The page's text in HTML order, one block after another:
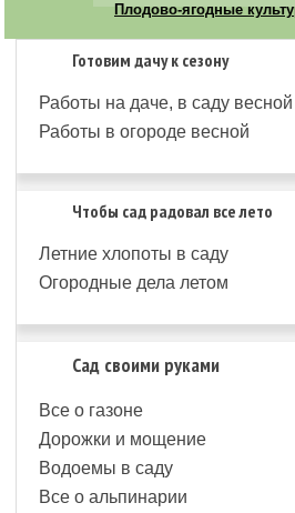
Плодово-ягодные
Готовим дачу к сезону
Работы на даче, в саду весной
Работы в огороде весной
Чтобы сад радовал все лето
Летние хлопоты в саду
Огородные дела летом
Сад своими руками
Все о газоне
Дорожки и мощение
Водоемы в саду
Все о альпинарии